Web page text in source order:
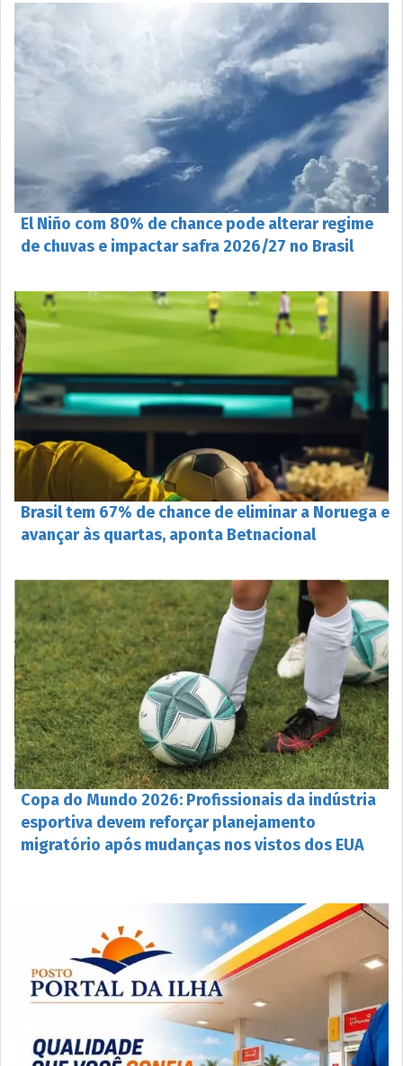
El Niño com 80% de chance pode alterar regime
de chuvas e impactar safra 2026/27 no Brasil
Brasil tem 67% de chance de eliminar a Noruega e
avançar às quartas, aponta Betnacional
Copa do Mundo 2026: Profissionais da indústria
esportiva devem reforçar planejamento
migratório após mudanças nos vistos dos EUA